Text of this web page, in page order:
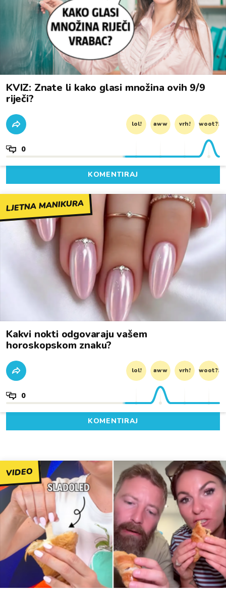
KVIZ: Znate li kako glasi množina ovih 9/9
riječi?
lol! aww vrh! woot?!
0
KOMENTIRAJ
LJETNA MANIKURA
Kakvi nokti odgovaraju vašem
horoskopskom znaku?
lol! aww vrh! woot?!
0
KOMENTIRAJ
VIDEO